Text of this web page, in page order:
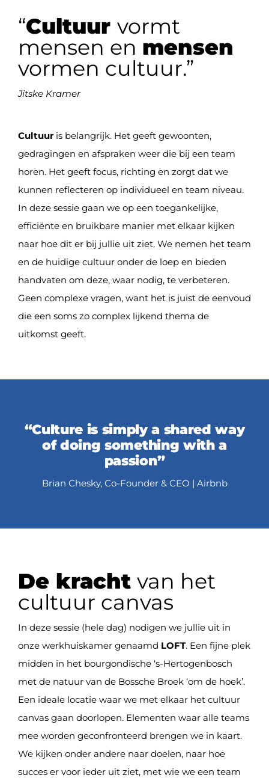
“Cultuur vormt
mensen en mensen
vormen cultuur.”
Jitske Kramer
Cultuuris belangrijk. Het geeft gewoonten,
gedragingen en afspraken weer die bij een team
horen. Het geeft focus, richting en zorgt dat we
kunnen reflecteren op individueel en team niveau.
In deze sessie gaan we op een toegankelijke,
efficiënte en bruikbare manier met elkaar kijken
naar hoe dit er bij jullie uit ziet. We nemen het team
en de huidige cultuur onder de loep en bieden
handvaten om deze, waar nodig, te verbeteren.
Geen complexe vragen, want het is juist de eenvoud
die een soms zo complex lijkend thema de
uitkomst geeft.
“Culture is simply a shared way
of doing something with a
passion”
Brian Chesky, Co-Founder & CEO | Airbnb
De kracht van het
cultuur canvas
In deze sessie (hele dag) nodigen we jullie uit in
onze werkhuiskamer genaamd LOFT. Een fijne plek
midden in het bourgondische ‘s-Hertogenbosch
met de natuur van de Bossche Broek ‘om de hoek’.
Een ideale locatie waar we met elkaar het cultuur
canvas gaan doorlopen. Elementen waar alle teams
mee worden geconfronteerd brengen we in kaart.
We kijken onder andere naar doelen, naar hoe
succes er voor ieder uit ziet, met wie we een team